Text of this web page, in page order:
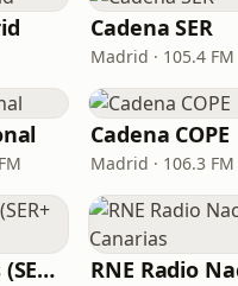
Cadena SER
Madrid · 105.4 FM
Cadena COPE
Madrid · 106.3
Cadena SER Más (SER+ Sevilla)